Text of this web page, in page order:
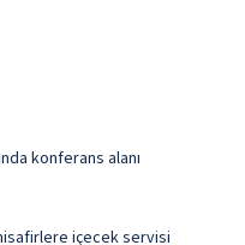
konferans alanı
içecek servisi